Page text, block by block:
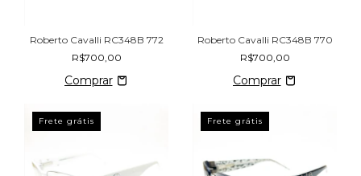
Roberto Cavalli RC348B 772
R$700,00
Roberto Cavalli RC348B 770
R$700,00
Frete grátis Frete grátis